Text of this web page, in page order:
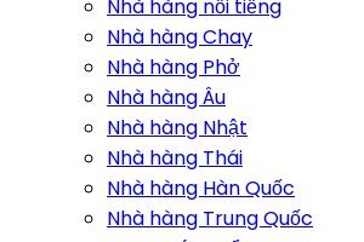
Nhà hàng nổi tiếng
Nhà hàng Chay
Nhà hàng Phở
Nhà hàng Âu
Nhà hàng Nhật
Nhà hàng Thái
Nhà hàng Hàn Quốc
Nhà hàng Trung Quốc